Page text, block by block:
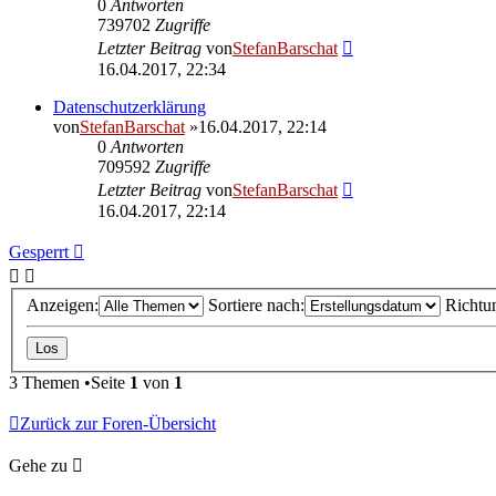
0 Antworten
739702 Zugriffe
Letzter Beitrag vonStefanBarschat
16.04.2017, 22:34
Datenschutzerklärung
vonStefanBarschat »16.04.2017, 22:14
0 Antworten
709592 Zugriffe
Letzter Beitrag vonStefanBarschat
16.04.2017, 22:14
Gesperrt
Anzeigen: Sortiere nach:
3 Themen •Seite 1 von 1
Zurück zur Foren-Übersicht
Gehe zu